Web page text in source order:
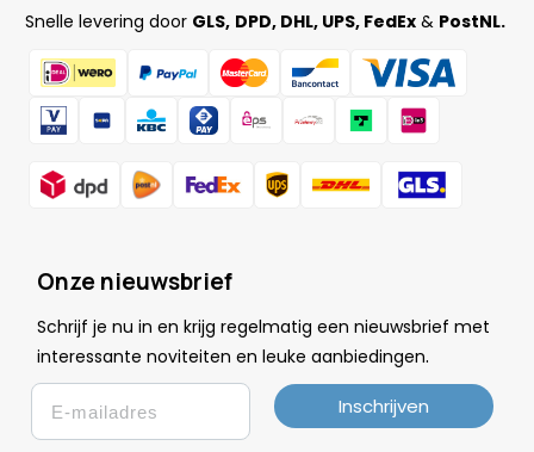
Snelle levering door GLS, DPD, DHL, UPS, FedEx & PostNL.
Onze nieuwsbrief
Schrijf je nu in en krijg regelmatig een nieuwsbrief met
interessante noviteiten en leuke aanbiedingen.
Email
Inschrijven